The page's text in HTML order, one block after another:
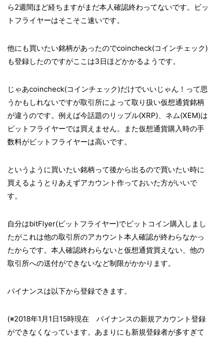
ら2週間ほど経ちますがまだ本人確認終わってないです。ビッ
トフライヤーはそこそこ速いです。
他にも買いたい銘柄があったのでcoincheck(コインチェック)
も登録したのですがここは3日ほどかかるようです。
じゃあcoincheck(コインチェック)だけでいいじゃん！って思
うかもしれないですが取引所によって取り扱い仮想通貨銘柄
が違うのです。例えば今話題のリップル(XRP)、ネム(XEM)は
ビットフライヤーでは買えません。また仮想通貨購入時の手
数料がビットフライヤーは高いです。
というように買いたい銘柄って後から出るので買いたい時に
買えるようとりあえずアカウント作っておいた方がいいで
す。
自分はbitFlyer(ビットフライヤー)でビットコイン購入しまし
たがこれは他の取引所のアカウント本人確認が終わらなかっ
たからです。本人確認終わらないと仮想通貨買えない、他の
取引所への送付ができないなど制限がかかります。
バイナンスは以下から登録できます。
(※2018年1月1日15時現在 バイナンスの新規アカウント登録
ができなくなっています。あまりにも新規登録者が多すぎて